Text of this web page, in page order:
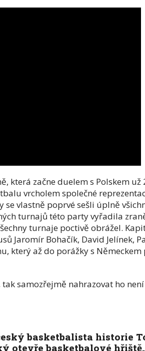
která začne duelem s Polskem už
vrcholem společné
se vlastně poprvé sešli úplně
turnajů této party vyřadila
turnaje poctivě obrážel.
Jaromír Bohačík, David Jelínek,
který až do porážky s Německem
samozřejmě nahrazovat ho není
basketbalista historie
otevře basketbalové